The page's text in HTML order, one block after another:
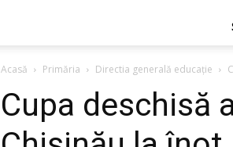
Acasă Primăria Directia generală educaţie
Cupa deschisă